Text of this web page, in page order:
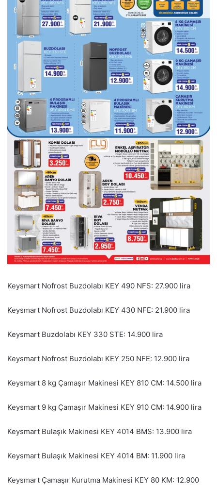
Keysmart Nofrost Buzdolabı KEY 490 NFS: 27.900 lira
Keysmart Nofrost Buzdolabı KEY 430 NFE: 21.900 lira
Keysmart Buzdolabı KEY 330 STE: 14.900 lira
Keysmart Nofrost Buzdolabı KEY 250 NFE: 12.900 lira
Keysmart 8 kg Çamaşır Makinesi KEY 810 CM: 14.500 lira
Keysmart 9 kg Çamaşır Makinesi KEY 910 CM: 14.900 lira
Keysmart Bulaşık Makinesi KEY 4014 BMS: 13.900 lira
Keysmart Bulaşık Makinesi KEY 4014 BM: 11.900 lira
Keysmart Çamaşır Kurutma Makinesi KEY 80 KM: 12.900